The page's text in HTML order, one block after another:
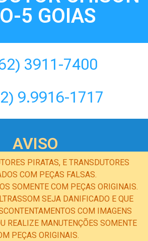
5 GOIAS
3911-7400
9.9916-1717
AVISO
PIRATAS, E TRANSDUTORES
COM PEÇAS FALSAS.
SOMENTE COM PEÇAS ORIGINAIS.
SEJA DANIFICADO E QUE
COM IMAGENS
REALIZE MANUTENÇÕES SOMENTE
PEÇAS ORIGINAIS.